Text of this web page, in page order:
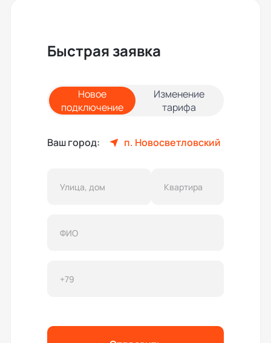
Быстрая заявка
Новое
подключение
Изменение
тарифа
Ваш город: п. Новосветловский